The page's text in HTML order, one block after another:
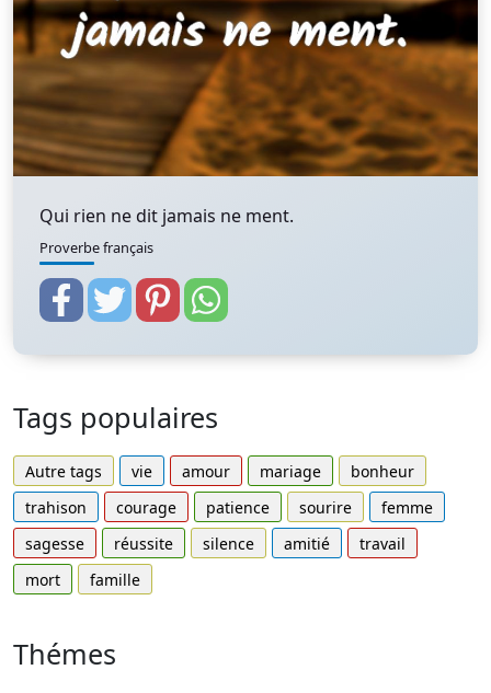
Qui rien ne dit jamais ne ment.
Proverbe français
Tags populaires
Autre tags vie amour mariage
bonheur
trahison
courage patience sourire
femme
sagesse
réussite silence amitié
travail
mort
famille
Thémes